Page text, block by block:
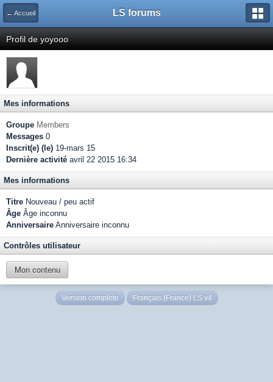
← Accueil LS forums
Profil de yoyooo
Mes informations
Groupe Members
Messages 0
Inscrit(e) (le) 19-mars 15
Dernière activité avril 22 2015 16:34
Mes informations
Titre Nouveau / peu actif
Âge Âge inconnu
Anniversaire Anniversaire inconnu
Contrôles utilisateur
Mon contenu
Version complète Français (France) LS v4